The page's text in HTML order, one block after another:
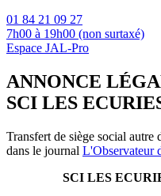
01 84 21 09 27
7h00 à 19h00 (non surtaxé)
Espace JAL-Pro
ANNONCE
SCI LES
Transfert de siège social
dans le journal L'Observateur
SCI LES